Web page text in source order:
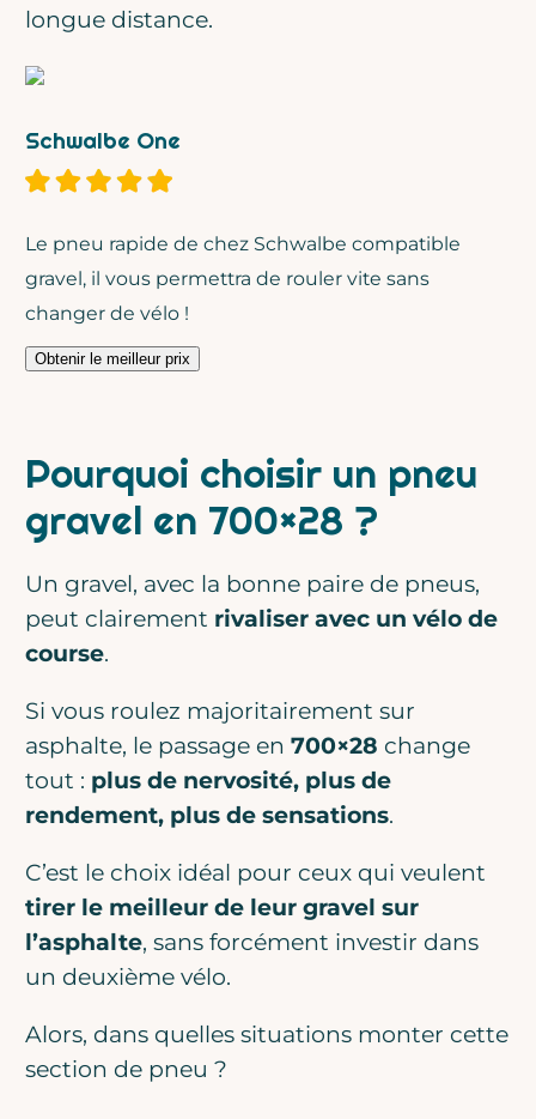
longue distance.
Schwalbe One
Le pneu rapide de chez Schwalbe compatible
gravel, il vous permettra de rouler vite sans
changer de vélo !
Obtenir le meilleur prix
Pourquoi choisir un pneu
gravel en 700×28 ?
Un gravel, avec la bonne paire de pneus,
peut clairement rivaliser avec un vélo de
course.
Si vous roulez majoritairement sur
asphalte, le passage en700×28 change
tout : plus de nervosité, plus de
rendement, plus de sensations.
C’est le choix idéal pour ceux qui veulent
tirer le meilleur de leur gravel sur
l’asphalte, sans forcément investir dans
un deuxième vélo.
Alors, dans quelles situations monter cette
section de pneu ?